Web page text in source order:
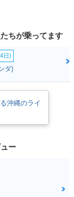
1994年 STEED 40
ちが乗ってます
日)
ダ)
沖縄のライ
ー